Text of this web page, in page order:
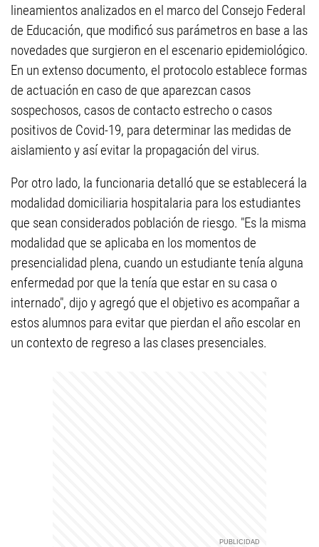
lineamientos analizados en el marco del Consejo Federal
de Educación, que modificó sus parámetros en base a las
novedades que surgieron en el escenario epidemiológico.
En un extenso documento, el protocolo establece formas
de actuación en caso de que aparezcan casos
sospechosos, casos de contacto estrecho o casos
positivos de Covid-19, para determinar las medidas de
aislamiento y así evitar la propagación del virus.
Por otro lado, la funcionaria detalló que se establecerá la
modalidad domiciliaria hospitalaria para los estudiantes
que sean considerados población de riesgo. "Es la misma
modalidad que se aplicaba en los momentos de
presencialidad plena, cuando un estudiante tenía alguna
enfermedad por que la tenía que estar en su casa o
internado", dijo y agregó que el objetivo es acompañar a
estos alumnos para evitar que pierdan el año escolar en
un contexto de regreso a las clases presenciales.